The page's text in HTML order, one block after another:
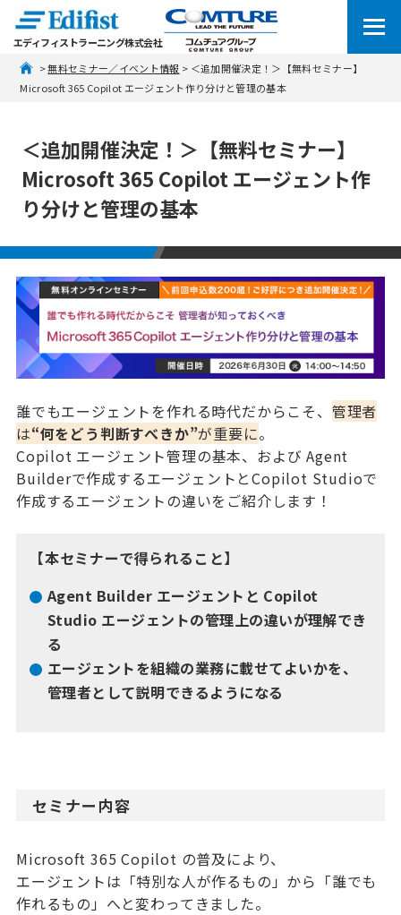
エディフィストラーニング株式会社
> 無料セミナー／イベント情報 > ​＜追加開催決定！＞【無料セミナー】
Microsoft 365 Copilot エージェント作り分けと管理の基本​
​＜追加開催決定！＞【無料セミナー】
Microsoft 365 Copilot エージェント作
り分けと管理の基本​
誰でもエージェントを作れる時代だからこそ、 管理者
は“何をどう判断すべきか”が重要に。
Copilot エージェント管理の基本、および Agent
Builderで作成するエージェントとCopilot Studioで
作成するエージェントの違いをご紹介します！
【本セミナーで得られること】
Agent Builder エージェントと Copilot
Studio エージェントの管理上の違いが理解でき
る
エージェントを組織の業務に載せてよいかを、
管理者として説明できるようになる
セミナー内容
Microsoft 365 Copilot の普及により、
エージェントは「特別な人が作るもの」から「誰でも
作れるもの」へと変わってきました。